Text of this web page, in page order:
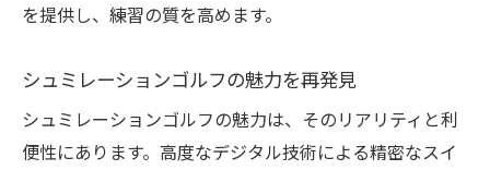
を提供し、練習の質を高めます。
シュミレーションゴルフの魅力を再発見
シュミレーションゴルフの魅力は、そのリアリティと利
便性にあります。高度なデジタル技術による精密なスイ